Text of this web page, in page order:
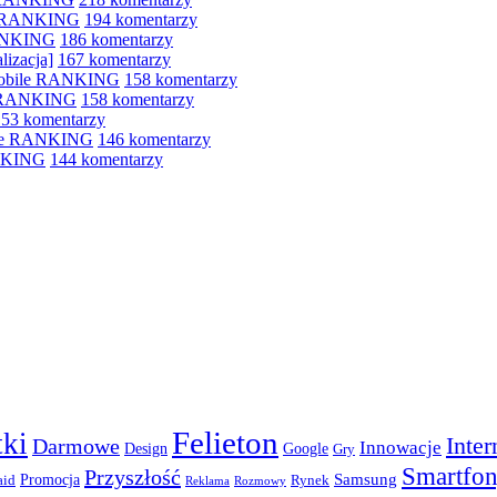
194 komentarzy
186 komentarzy
167 komentarzy
RANKING 158 komentarzy
158 komentarzy
komentarzy
RANKING 146 komentarzy
144 komentarzy
Darmowe Design Felieton Google Gry Innowacje
Promocja Przyszłość Reklama Rozmowy Rynek Samsung